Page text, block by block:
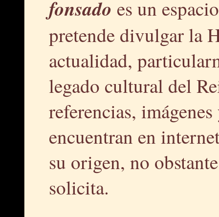
fonsado es un
pretende divulgar la
actualidad,
legado cultural del
referencias,
encuentran en
su origen, no
solicita.